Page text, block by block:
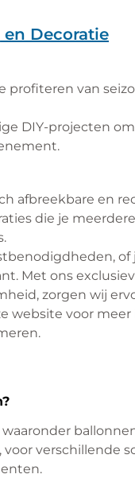
Decoratie
profiteren van
DIY-projecten
afbreekbare en
die je
Met ons
zorgen wij
website voor
verschillende